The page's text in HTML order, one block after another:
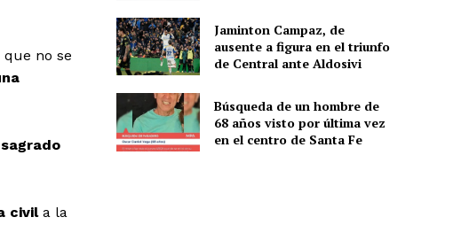
que no se
civila la
Jaminton Campaz, de
ausente a figura en el triunfo
de Central ante Aldosivi
Búsqueda de un hombre de
68 años visto por última vez
en el centro de Santa Fe